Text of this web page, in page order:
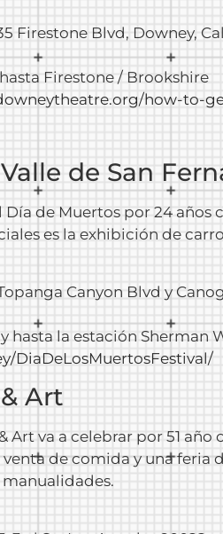
Firestone Blvd, Downey,
Firestone / Brookshire
how-to-
de San
de Muertos por 24
es la exhibición de
Canyon Blvd y
hasta la estación Sherman
DiaDeLosMuertosFestival/
Art
Art va a celebrar por 51
de comida y una